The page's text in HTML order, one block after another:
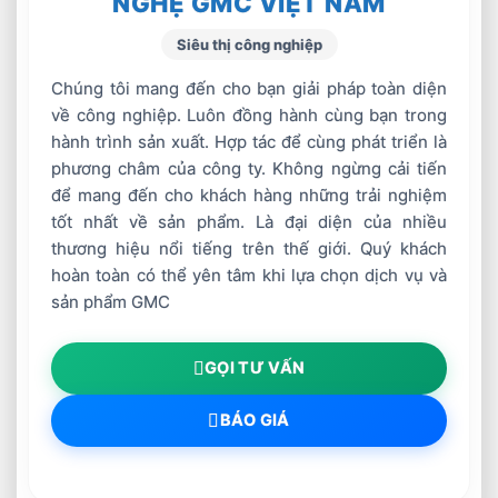
không gỉ
Nhôm
Thép
Thép
Thép
Thép
Độ dày
(mm)
>=0.6mm >=3.2 >=3.2 >=0.25
Tốc độ
Rất
nhanh
Rất
nhanh
Chậm
Rất
chậm
Kỹ năng Thấp Thấp
Trung
Cao
Giá Thấp Thấp Cao Cao
Chú ý:
Hàn MIG và hàn dây lõi thuốc thông
thường dùng chung một loại thiết bị (máy hàn
Siêu thị công nghiệp
Chúng tôi mang đến cho bạn giải pháp toàn diện
về công nghiệp. Luôn đồng hành cùng bạn trong
hành trình sản xuất. Hợp tác để cùng phát triển là
phương châm của công ty. Không ngừng cải tiến
để mang đến cho khách hàng những trải nghiệm
tốt nhất về sản phẩm. Là đại diện của nhiều
thương hiệu nổi tiếng trên thế giới. Quý khách
hoàn toàn có thể yên tâm khi lựa chọn dịch vụ và
sản phẩm GMC
GỌI TƯ VẤN
BÁO GIÁ